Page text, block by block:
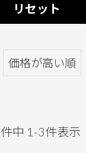
リセット
価格が高い順
件中 1 -3件表示